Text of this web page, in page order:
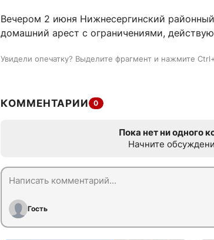
Вечером 2 июня Нижнесергинский
домашний арест с ограничениями,
Увидели опечатку? Выделите фрагмент и нажмите
КОММЕНТАРИИ 0
Пока нет ни одного
Начните
Гость